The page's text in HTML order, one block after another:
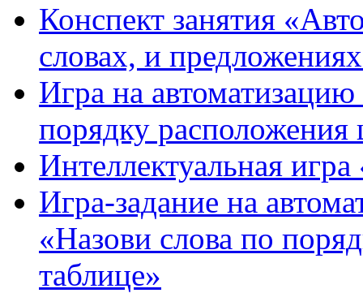
Конспект занятия
словах, и
Игра на
порядку расположения
Интеллектуальная игра
Игра-задание на
«Назови слова по
таблице»